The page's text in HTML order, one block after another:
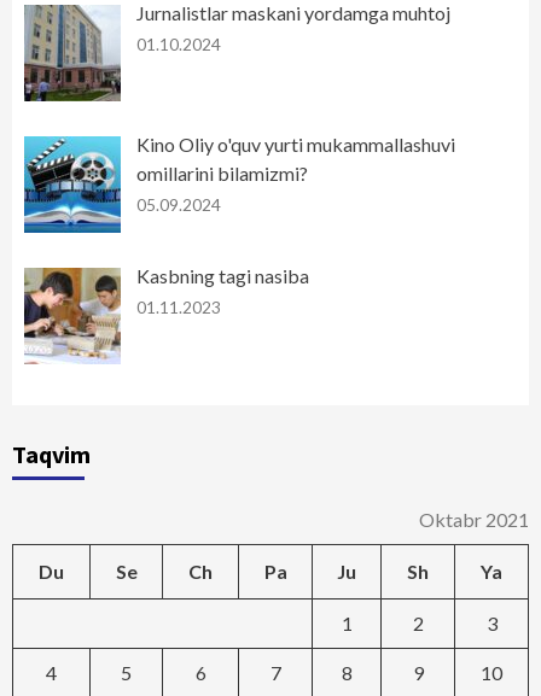
Jurnalistlar maskani yordamga muhtoj
01.10.2024
Kino Oliy o'quv yurti mukammallashuvi
omillarini bilamizmi?
05.09.2024
Kasbning tagi nasiba
01.11.2023
Taqvim
Oktabr 2021
Du Se Ch Pa Ju Sh Ya
1 2 3
4 5 6 7 8 9 10